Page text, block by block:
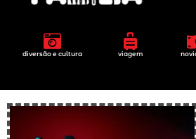
diversão e cultura viagem